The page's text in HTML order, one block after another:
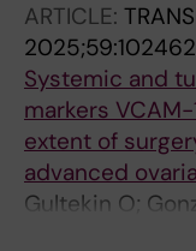
ARTICLE:
2025;59:102462
Systemic and
markers
extent of
advanced
Gultekin O;
Groes-Kofoed